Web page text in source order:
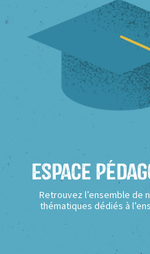
Espace
Retrouvez l’ensemble de
thématiques dédiés à